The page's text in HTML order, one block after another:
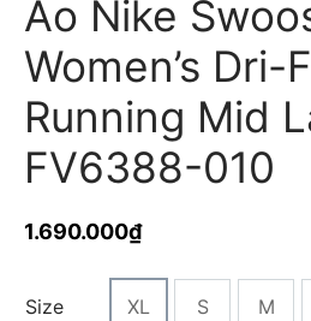
Áo Nike
Women’s Dri-
Running Mid
FV6388-010
1.690.000₫
Size XL S M